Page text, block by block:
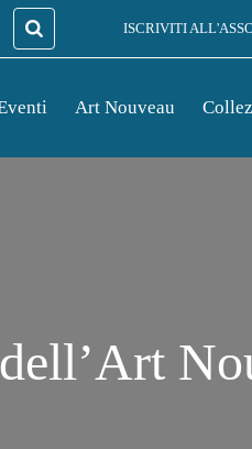
ISCRIVITI
Art Nouveau